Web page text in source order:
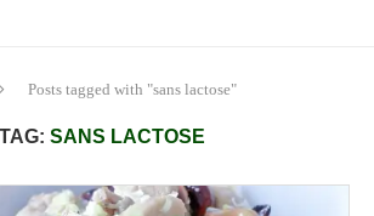
Posts tagged with "sans lactose"
TAG: SANS LACTOSE